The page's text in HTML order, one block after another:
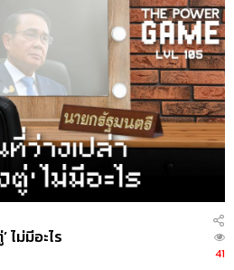
ไม่มีอะไร
41